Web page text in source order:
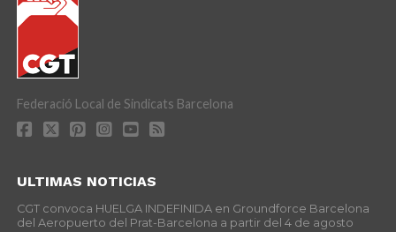
Federació Local de Sindicats Barcelona
ULTIMAS NOTICIAS
CGT convoca HUELGA INDEFINIDA en Groundforce Barcelona
del Aeropuerto del Prat-Barcelona a partir del 4 de agosto